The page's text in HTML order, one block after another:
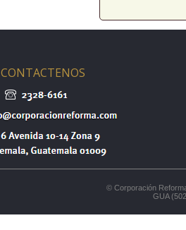
CONTACTENOS
© Corporación
GUA